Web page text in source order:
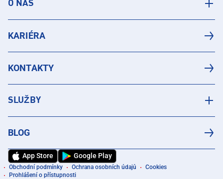
O NÁS
KARIÉRA
KONTAKTY
SLUŽBY
BLOG
App Store Google Play
Obchodní podmínky Ochrana osobních údajů
Cookies
Prohlášení o přístupnosti